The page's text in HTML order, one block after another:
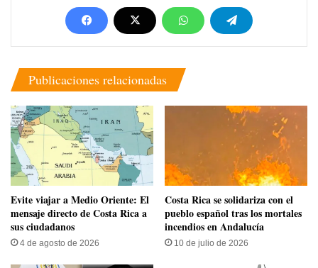
Publicaciones relacionadas
Evite viajar a Medio Oriente: El
mensaje directo de Costa Rica a
sus ciudadanos
4 de agosto de 2026
Costa Rica se solidariza con el
pueblo español tras los mortales
incendios en Andalucía
10 de julio de 2026